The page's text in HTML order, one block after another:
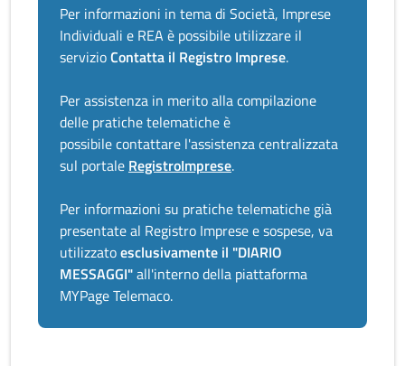
Per informazioni in tema di Società, Imprese
Individuali e REA è possibile utilizzare il
servizioContatta il Registro Imprese.
Per assistenza in merito alla compilazione
delle pratiche telematiche è
possibile contattare l'assistenza centralizzata
sul portale RegistroImprese.
Per informazioni su pratiche telematiche già
presentate al Registro Imprese e sospese, va
utilizzatoesclusivamente il "DIARIO
MESSAGGI"all'interno della piattaforma
MYPage Telemaco.